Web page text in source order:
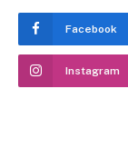
Facebook
Instagram